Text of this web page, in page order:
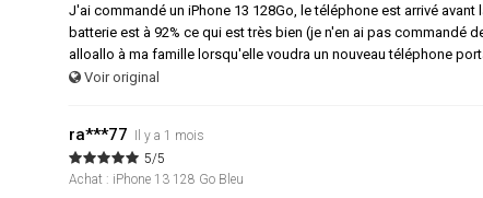
J'ai commandé un iPhone 13 128Go, le téléphone est arrivé
batterie est à 92% ce qui est très bien (je n'en ai pas commandé
alloallo à ma famille lorsqu'elle voudra un nouveau téléphone
Voir original
ra***77 Il y a 1 mois
5/5
Achat : iPhone 13 128 Go Bleu